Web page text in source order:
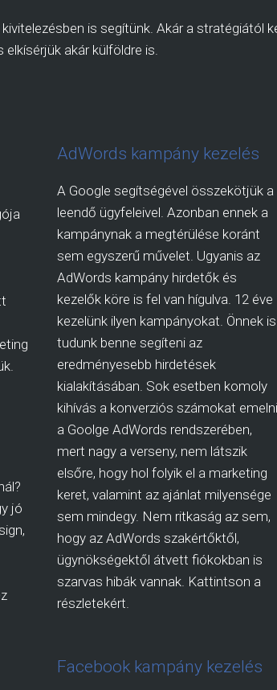
is segítünk. Akár a stratégiától
akár külföldre is.
jó
AdWords kampány kezelés
A Google segítségével összekötjük a
leendő ügyfeleivel. Azonban ennek a
kampánynak a megtérülése koránt
sem egyszerű művelet. Ugyanis az
AdWords kampány hirdetők és
kezelők köre is fel van hígulva. 12 éve
kezelünk ilyen kampányokat. Önnek is
tudunk benne segíteni az
eredményesebb hirdetések
kialakításában. Sok esetben komoly
kihívás a konverziós számokat emelni
a Goolge AdWords rendszerében,
mert nagy a verseny, nem látszik
elsőre, hogy hol folyik el a marketing
keret, valamint az ajánlat milyensége
sem mindegy. Nem ritkaság az sem,
hogy az AdWords szakértőktől,
ügynökségektől átvett fiókokban is
szarvas hibák vannak. Kattintson a
részletekért.
Facebook kampány kezelés